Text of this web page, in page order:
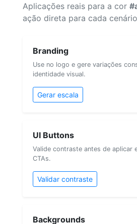
Aplicações reais para a cor
ação direta para cada
Branding
Use no logo e gere variações
identidade visual.
Gerar escala
UI Buttons
Valide contraste antes de aplicar
CTAs.
Validar contraste
Backgrounds